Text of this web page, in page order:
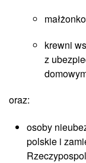
krewni
z
oraz:
osoby
polskie i